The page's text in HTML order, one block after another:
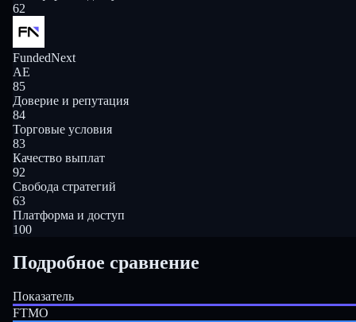
62
FundedNext
AE
85
Доверие и репутация
84
Торговые условия
83
Качество выплат
92
Свобода стратегий
63
Платформа и доступ
100
Подробное сравнение
Показатель
FTMO